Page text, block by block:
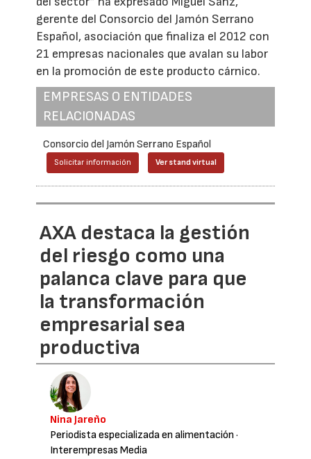
gerente del Consorcio del Jamón Serrano
Español, asociación que finaliza el 2012 con
21 empresas nacionales que avalan su labor
en la promoción de este producto cárnico.
EMPRESAS O ENTIDADES
RELACIONADAS
Consorcio del Jamón Serrano Español
Solicitar información Ver stand virtual
AXA destaca la gestión
del riesgo como una
palanca clave para que
la transformación
empresarial sea
productiva
Nina Jareño
Periodista especializada en alimentación ·
Interempresas Media